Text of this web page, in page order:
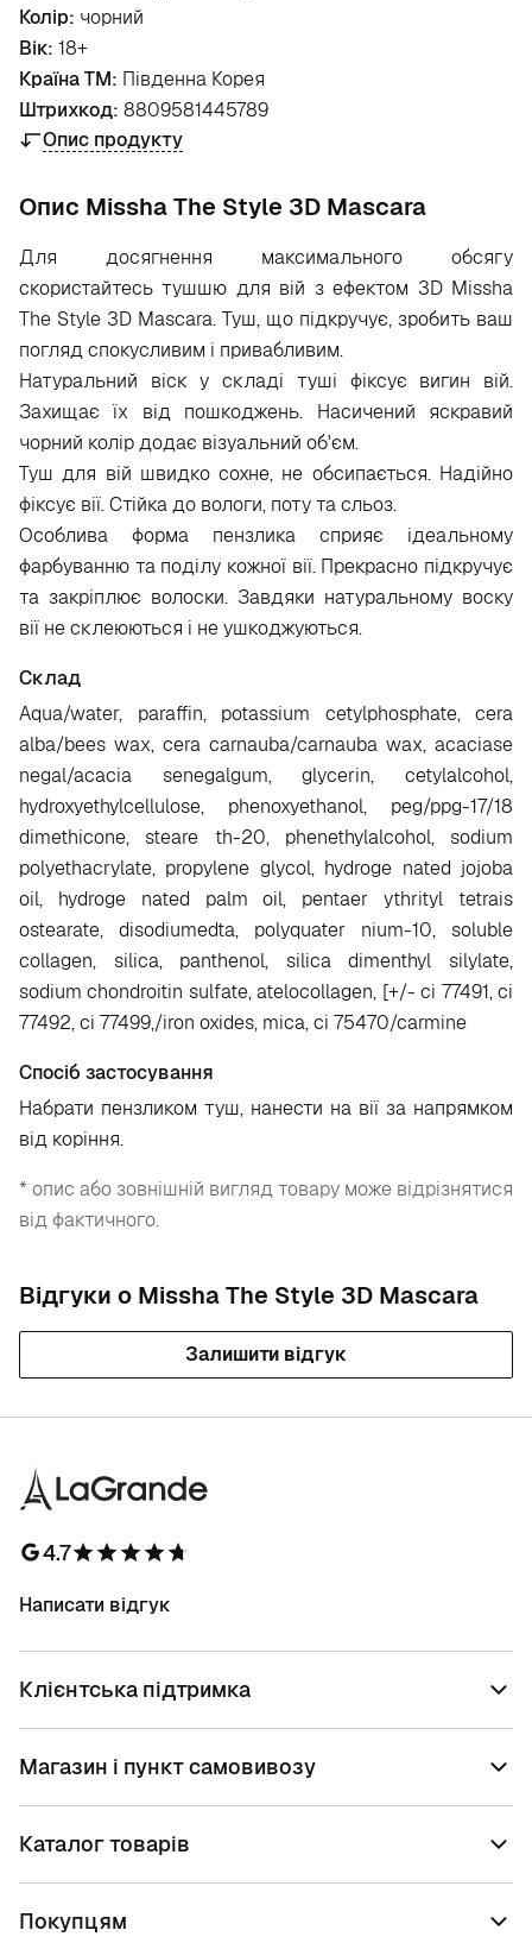
Колір: чорний
Вік: 18+
Країна ТМ: Південна Корея
Штрихкод: 8809581445789
Опис продукту
Опис Missha The Style 3D Mascara
Для досягнення максимального обсягу
скористайтесь тушшю для вій з ефектом 3D Missha
The Style 3D Mascara. Туш, що підкручує, зробить ваш
погляд спокусливим і привабливим.
Натуральний віск у складі туші фіксує вигин вій.
Захищає їх від пошкоджень. Насичений яскравий
чорний колір додає візуальний об'єм.
Туш для вій швидко сохне, не обсипається. Надійно
фіксує вії. Стійка до вологи, поту та сльоз.
Особлива форма пензлика сприяє ідеальному
фарбуванню та поділу кожної вії. Прекрасно підкручує
та закріплює волоски. Завдяки натуральному воску
вії не склеюються і не ушкоджуються.
Склад
Aqua/water, paraffin, potassium cetylphosphate, cera
alba/bees wax, cera carnauba/carnauba wax, acaciase
negal/acacia senegalgum, glycerin, cetylalcohol,
hydroxyethylcellulose, phenoxyethanol, peg/ppg-17/18
dimethicone, steare th-20, phenethylalcohol, sodium
polyethacrylate, propylene glycol, hydroge nated jojoba
oil, hydroge nated palm oil, pentaer ythrityl tetrais
ostearate, disodiumedta, polyquater nium-10, soluble
collagen, silica, panthenol, silica dimenthyl silylate,
sodium chondroitin sulfate, atelocollagen, [+/- ci 77491, ci
77492, ci 77499,/iron oxides, mica, ci 75470/carmine
Спосіб застосування
Набрати пензликом туш, нанести на вії за напрямком
від коріння.
* опис або зовнішній вигляд товару може відрізнятися
від фактичного.
Відгуки о Missha The Style 3D Mascara
Залишити відгук
4.7
Написати відгук
Клієнтська підтримка
Магазин і пункт самовивозу
Каталог товарів
Покупцям